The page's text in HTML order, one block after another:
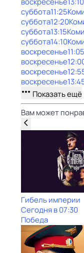
суббота11:25
суббота12:20
суббота13:15
суббота14:10
воскресенье11:05
воскресенье
воскресенье
воскресенье
Показать ещё
Вам может
Гибель империи
Сегодня в 07:30
Победа